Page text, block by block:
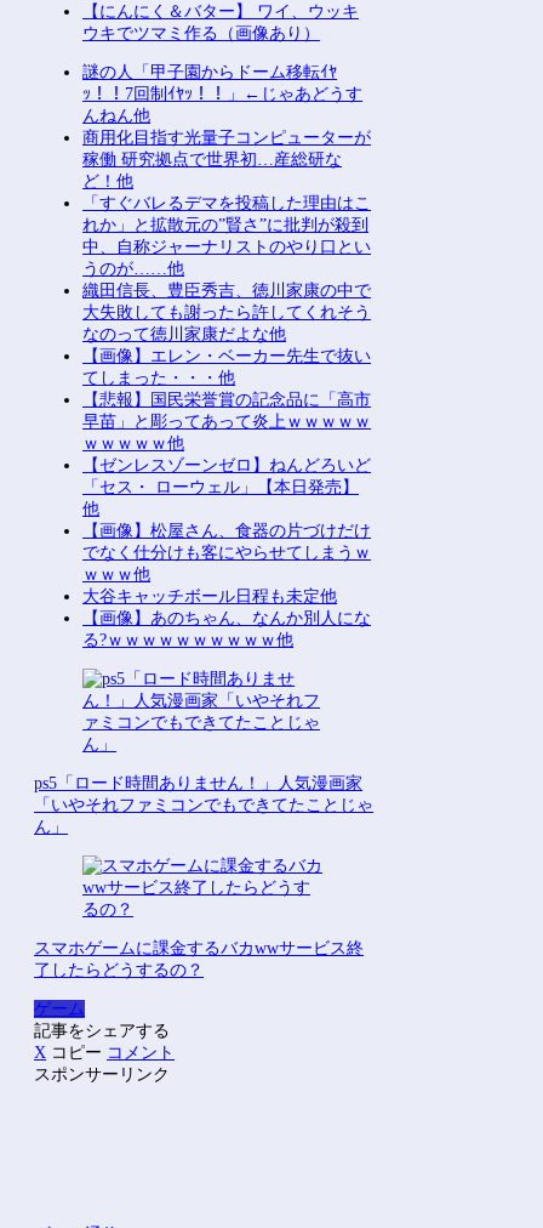
【にんにく＆バター】 ワイ、ウッキ
ウキでツマミ作る（画像あり）
謎の人「甲子園からドーム移転ｲﾔ
ｯ！！7回制ｲﾔｯ！！」←じゃあどうす
んねん他
商用化目指す光量子コンピューターが
稼働 研究拠点で世界初…産総研な
ど！他
「すぐバレるデマを投稿した理由はこ
れか」と拡散元の”賢さ”に批判が殺到
中、自称ジャーナリストのやり口とい
うのが……他
織田信長、豊臣秀吉、徳川家康の中で
大失敗しても謝ったら許してくれそう
なのって徳川家康だよな他
【画像】エレン・ベーカー先生で抜い
てしまった・・・他
【悲報】国民栄誉賞の記念品に「高市
早苗」と彫ってあって炎上ｗｗｗｗｗ
ｗｗｗｗｗ他
【ゼンレスゾーンゼロ】ねんどろいど
「セス・ ローウェル」【本日発売】
他
【画像】松屋さん、食器の片づけだけ
でなく仕分けも客にやらせてしまうｗ
ｗｗｗ他
大谷キャッチボール日程も未定他
【画像】あのちゃん、なんか別人にな
る?ｗｗｗｗｗｗｗｗｗｗ他
ps5「ロード時間ありません！」人気漫画家
「いやそれファミコンでもできてたことじゃ
ん」
スマホゲームに課金するバカwwサービス終
了したらどうするの？
ゲーム
記事をシェアする
X コピー コメント
スポンサーリンク